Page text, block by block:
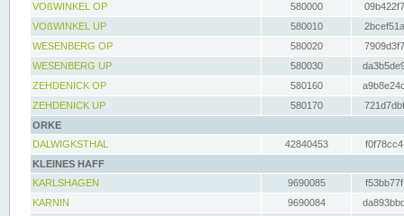
VOßWINKEL OP
580000
VOßWINKEL UP
580010
WESENBERG OP
580020
WESENBERG UP
580030
ZEHDENICK OP
580160
ZEHDENICK UP
580170
ORKE
DALWIGKSTHAL
42840453
KLEINES HAFF
KARLSHAGEN
9690085
KARNIN
9690084